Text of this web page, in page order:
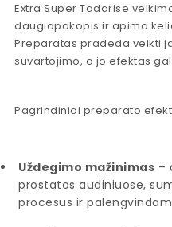
Extra Super Tadarise
daugiapakopis ir apima
Preparatas pradeda veikti
suvartojimo, o jo efektas
Pagrindiniai preparato
Uždegimo mažinimas –
prostatos audiniuose,
procesus ir